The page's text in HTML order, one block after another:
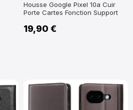
Housse Google Pixel 10a Cuir
Porte Cartes Fonction Support
19,90 €